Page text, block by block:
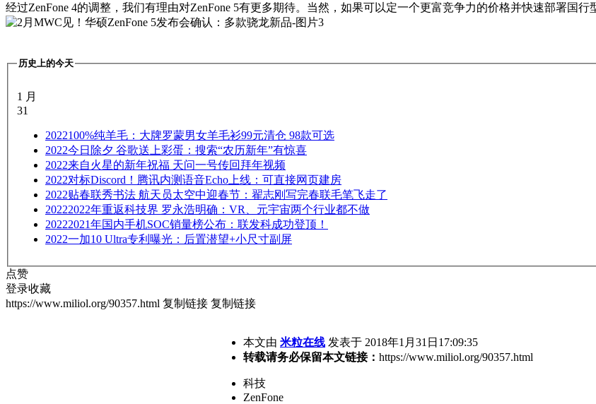
经过ZenFone 4的调整，我们有理由对ZenFone 5有更多期待。当然，如果可以定一个更富竞争力的价格并快速部署国
历史上的今天
1 月
31
2022100%纯羊毛：大牌罗蒙男女羊毛衫99元清仓 98款可选
2022今日除夕 谷歌送上彩蛋：搜索“农历新年”有惊喜
2022来自火星的新年祝福 天问一号传回拜年视频
2022对标Discord！腾讯内测语音Echo上线：可直接网页建房
2022贴春联秀书法 航天员太空中迎春节：翟志刚写完春联毛笔飞走了
20222022年重返科技界 罗永浩明确：VR、元宇宙两个行业都不做
20222021年国内手机SOC销量榜公布：联发科成功登顶！
2022一加10 Ultra专利曝光：后置潜望+小尺寸副屏
点赞
登录收藏
https://www.miliol.org/90357.html 复制链接 复制链接
本文由 米粒在线 发表于 2018年1月31日17:09:35
转载请务必保留本文链接： https://www.miliol.org/90357.html
科技
ZenFone